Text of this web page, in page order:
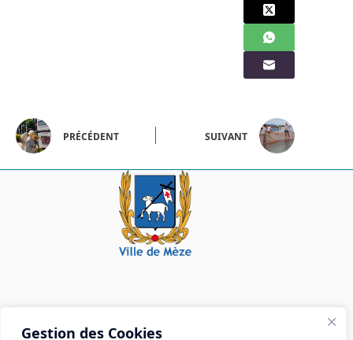
Gestion des Cookies
PRÉCÉDENT SUIVANT
Mairie de Mèze